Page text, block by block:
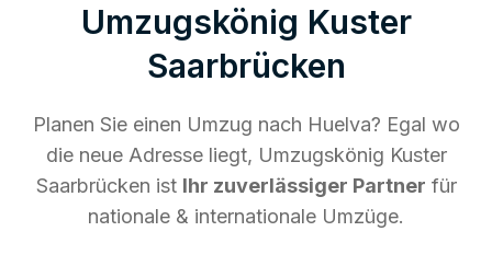
Umzugskönig Kuster
Saarbrücken
Planen Sie einen Umzug nach Huelva? Egal wo
die neue Adresse liegt, Umzugskönig Kuster
Saarbrücken ist Ihr zuverlässiger Partner für
nationale & internationale Umzüge.